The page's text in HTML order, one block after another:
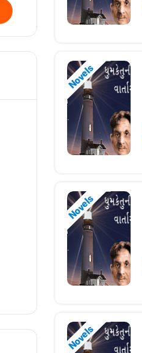
Novels
Novels
Novels